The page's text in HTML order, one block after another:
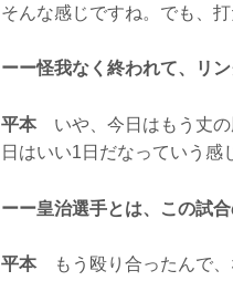
そんな感じですね。でも、打
ーー怪我なく終われて、リ
平本いや、今日はもう丈の
日はいい1日だなっていう感
ーー皇治選手とは、この試
平本もう殴り合ったんで、